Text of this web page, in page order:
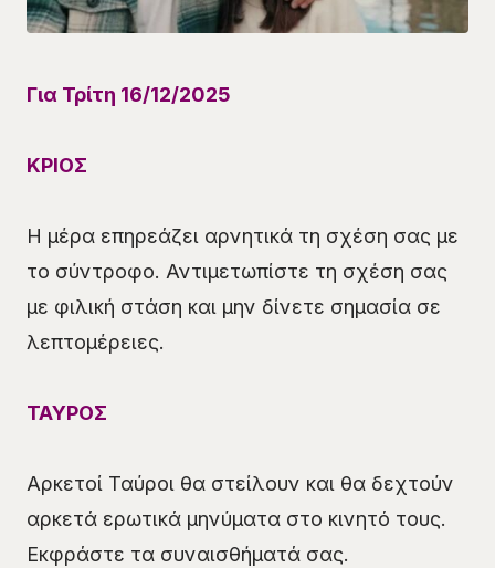
Για Τρίτη 16/12/2025
ΚΡΙΟΣ
Η μέρα επηρεάζει αρνητικά τη σχέση σας με
το σύντροφο. Αντιμετωπίστε τη σχέση σας
με φιλική στάση και μην δίνετε σημασία σε
λεπτομέρειες.
ΤΑΥΡΟΣ
Αρκετοί Ταύροι θα στείλουν και θα δεχτούν
αρκετά ερωτικά μηνύματα στο κινητό τους.
Εκφράστε τα συναισθήματά σας.